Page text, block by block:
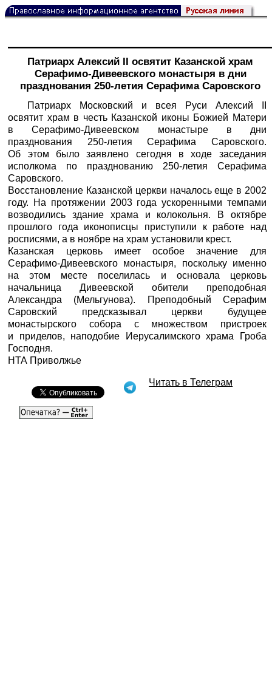
Патриарх Алексий II освятит Казанской храм
Серафимо-Дивеевского монастыря в дни
празднования 250-летия Серафима Саровского
Патриарх Московский и всея Руси Алексий II
освятит храм в честь Казанской иконы Божией Матери
в Серафимо-Дивеевском монастыре в дни
празднования 250-летия Серафима Саровского.
Об этом было заявлено сегодня в ходе заседания
исполкома по празднованию 250-летия Серафима
Саровского.
Восстановление Казанской церкви началось еще в 2002
году. На протяжении 2003 года ускоренными темпами
возводились здание храма и колокольня. В октябре
прошлого года иконописцы приступили к работе над
росписями, а в ноябре на храм установили крест.
Казанская церковь имеет особое значение для
Серафимо-Дивеевского монастыря, поскольку именно
на этом месте поселилась и основала церковь
начальница Дивеевской обители преподобная
Александра (Мельгунова). Преподобный Серафим
Саровский предсказывал церкви будущее
монастырского собора с множеством пристроек
и приделов, наподобие Иерусалимского храма Гроба
Господня.
НТА Приволжье
Читать в Телеграм